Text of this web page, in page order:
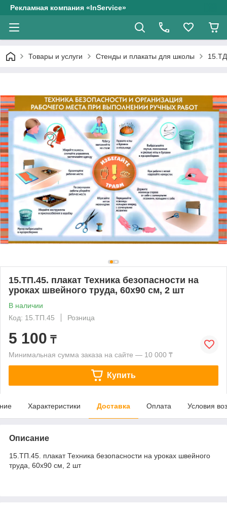
Рекламная компания «InService»
Товары и услуги Стенды и плакаты для школы
15.ТП.45. плакат Техника безопасности на
уроках швейного труда, 60х90 см, 2 шт
В наличии
Код: 15.ТП.45
Розница
5 100 ₸
Минимальная сумма заказа на сайте — 10 000 ₸
Купить
Характеристики Доставка Оплата Условия
Описание
15.ТП.45. плакат Техника безопасности на уроках швейного
труда, 60х90 см, 2 шт